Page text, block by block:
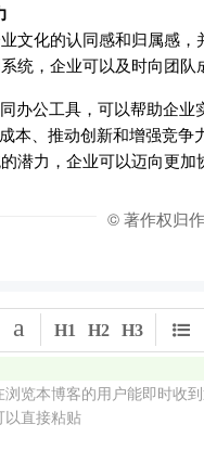
文化的认同感和归属感
统，企业可以及时向团
办公工具，可以帮助企
本、推动创新和增强竞
潜力，企业可以迈向更加
© 著作权归
览本博客的用户能即时收
以直接粘贴
a H1 H2 H3